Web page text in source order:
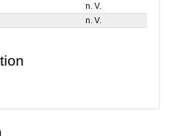
n. V.
n. V.